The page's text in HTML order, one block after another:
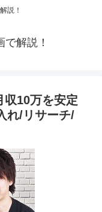
説！
解説！
収10万を安定
れ/リサーチ/